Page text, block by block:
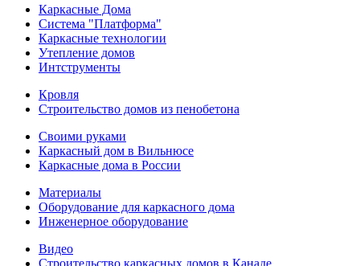
Каркасные Дома
Система "Платформа"
Каркасные технологии
Утепление домов
Интструменты
Кровля
Строительство домов из пенобетона
Своими руками
Каркасный дом в Вильнюсе
Каркасные дома в России
Материалы
Оборудование для каркасного дома
Инженерное оборудование
Видео